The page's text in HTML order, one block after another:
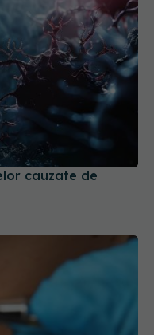
cauzate de